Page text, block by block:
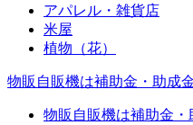
アパレル・雑貨店
米屋
植物（花）
物販自販機は補助金・助成
物販自販機は補助金